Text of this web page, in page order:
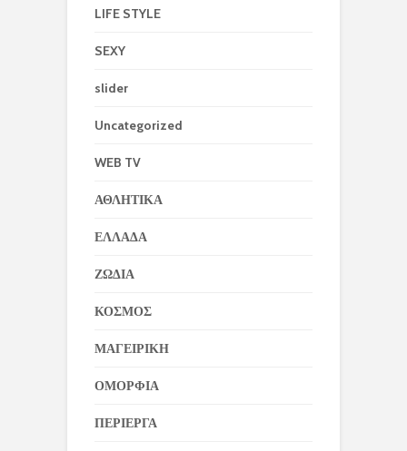
LIFE STYLE
SEXY
slider
Uncategorized
WEB TV
ΑΘΛΗΤΙΚΑ
ΕΛΛΑΔΑ
ΖΩΔΙΑ
ΚΟΣΜΟΣ
ΜΑΓΕΙΡΙΚΗ
ΟΜΟΡΦΙΑ
ΠΕΡΙΕΡΓΑ